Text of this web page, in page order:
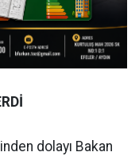
dolayı Bakan